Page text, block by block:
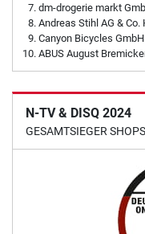
dm-drogerie markt
Andreas Stihl AG & Co.
Canyon Bicycles
ABUS August
N-TV & DISQ 2024
GESAMTSIEGER